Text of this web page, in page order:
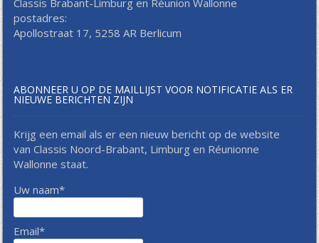
postadres:
Apollostraat 17, 5258 AR Berlicum
ABONNEER U OP DE MAILLIJST VOOR NOTIFICATIE ALS ER
NIEUWE BERICHTEN ZIJN
Krijg een email als er een nieuw bericht op de website
van Classis Noord-Brabant, Limburg en Réunionne
Wallonne staat.
Uw naam*
Email*